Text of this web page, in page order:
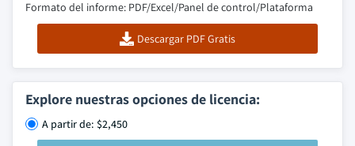
Formato del informe: PDF/Excel/Panel de control/Plataforma
Descargar PDF Gratis
Explore nuestras opciones de licencia:
A partir de: $2,450